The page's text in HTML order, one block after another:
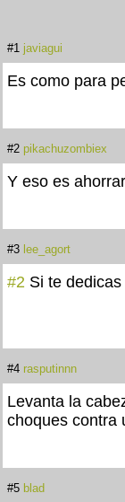
#1 javiagui
Es como para
#2 pikachuzombiex
Y eso es
#3 lee_agort
#2 Si te
#4 rasputinnn
Levanta la
choques contra
#5 blad